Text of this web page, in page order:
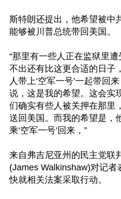
斯特朗还提出，他希望被中
能够被川普总统带回美国。
“那里有一些人正在监狱里
不出还有比这更合适的日子
人带上‘空军一号’一起带回
说，这是我的希望。这会实
们确实有些人被关押在那里
送回美国。而我的希望是，
乘‘空军一号’回来，”
来自弗吉尼亚州的民主党联
(James Walkinshaw)对记者
快就相关法案采取行动。